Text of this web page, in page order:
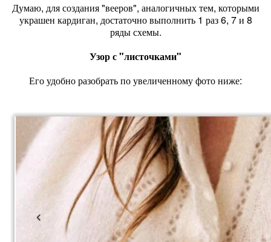
Думаю, для создания "вееров", аналогичных тем, которыми
украшен кардиган, достаточно выполнить 1 раз 6, 7 и 8
ряды схемы.
Узор с "листочками"
Его удобно разобрать по увеличенному фото ниже: